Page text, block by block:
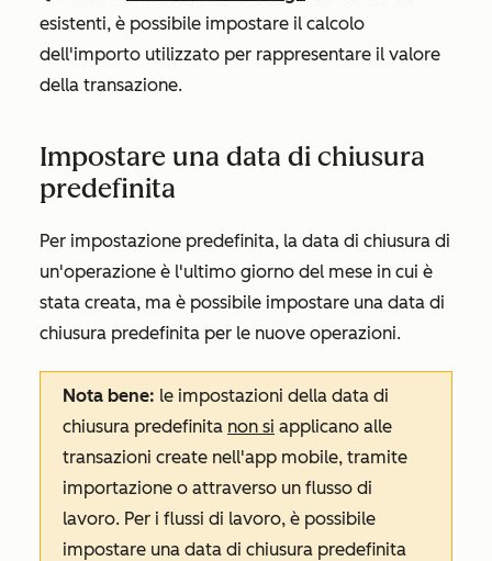
esistenti, è possibile impostare il calcolo
dell'importo utilizzato per rappresentare il valore
della transazione.
Impostare una data di chiusura
predefinita
Per impostazione predefinita, la data di chiusura di
un'operazione è l'ultimo giorno del mese in cui è
stata creata, ma è possibile impostare una data di
chiusura predefinita per le nuove operazioni.
Nota bene: le impostazioni della data di
chiusura predefinita non si applicano alle
transazioni create nell'app mobile, tramite
importazione o attraverso un flusso di
lavoro. Per i flussi di lavoro, è possibile
impostare una data di chiusura predefinita